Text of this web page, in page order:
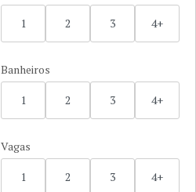
1 2 3 4+
Banheiros
1 2 3 4+
Vagas
1 2 3 4+